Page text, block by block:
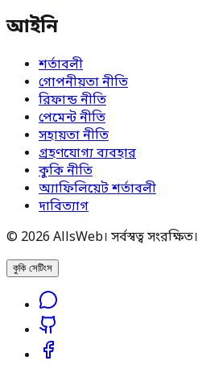
আইনি
শর্তাবলী
গোপনীয়তা নীতি
রিফান্ড নীতি
পেমেন্ট নীতি
সহায়তা নীতি
গ্রহণযোগ্য ব্যবহার
কুকি নীতি
অ্যাফিলিয়েট শর্তাবলী
দাবিত্যাগ
© 2026 AllsWeb। সর্বস্বত্ব সংরক্ষিত।
কুকি সেটিংস